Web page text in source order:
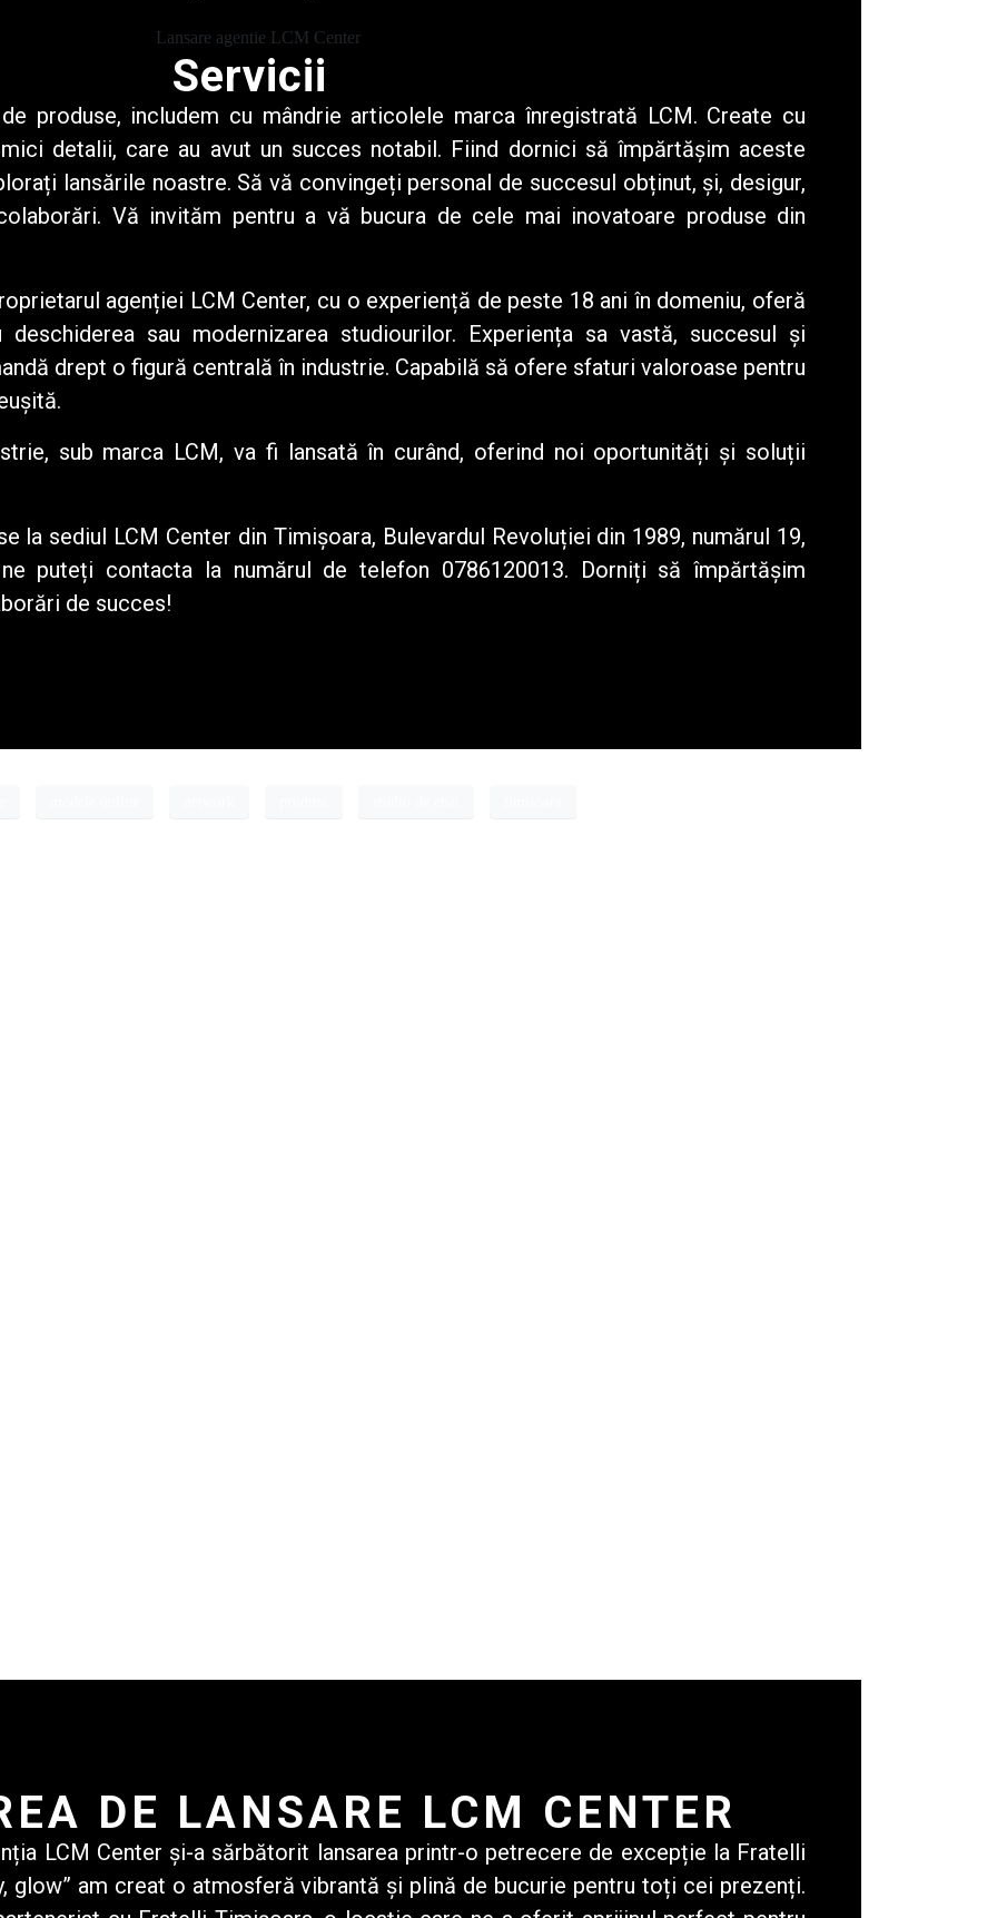
Servicii
produse, includem cu mândrie articolele marca înregistrată LCM. Create cu
detalii, care au avut un succes notabil. Fiind dornici să împărtășim aceste
lansările noastre. Să vă convingeți personal de succesul obținut, și, desigur,
Vă invităm pentru a vă bucura de cele mai inovatoare produse din
agenției LCM Center, cu o experiență de peste 18 ani în domeniu, oferă
sau modernizarea studiourilor. Experiența sa vastă, succesul și
drept o figură centrală în industrie. Capabilă să ofere sfaturi valoroase pentru
sub marca LCM, va fi lansată în curând, oferind noi oportunități și soluții
la sediul LCM Center din Timișoara, Bulevardul Revoluției din 1989, numărul 19,
puteți contacta la numărul de telefon 0786120013. Dorniți să împărtășim
de succes!
DE LANSARE LCM CENTER
LCM Center și-a sărbătorit lansarea printr-o petrecere de excepție la Fratelli
glow” am creat o atmosferă vibrantă și plină de bucurie pentru toți cei prezenți.